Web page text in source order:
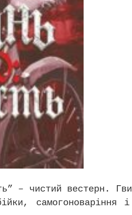
– чистий вестерн.
самогоноваріння